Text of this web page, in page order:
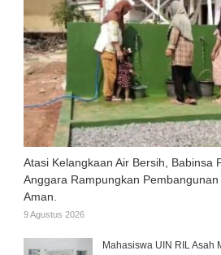
Atasi Kelangkaan Air Bersih, Babinsa
Anggara Rampungkan
Aman.
9 Agustus 2026
Mahasiswa UIN RIL Asah